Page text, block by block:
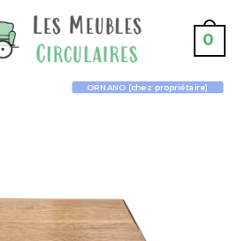
0
ORNANO (chez propriétaire)